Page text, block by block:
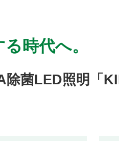
時代へ。
菌LED照明「